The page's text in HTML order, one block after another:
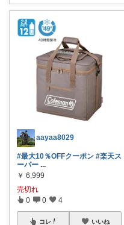
aayaa8029
#最大10％OFFクーポン #楽天ス
ーパー ...
￥ 6,999
売切れ
0 0 4
コレ いいね